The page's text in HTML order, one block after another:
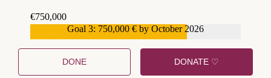
29 July 2026
Mathes Trauer
€750,000
Goal 3: 750,000 € by October 2026
DONE DONATE ♡